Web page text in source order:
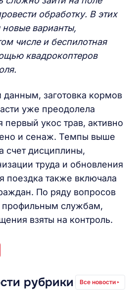
обработку. В этих
новые варианты,
числе и беспилотная
квадрокоптеров
заготовка кормов
уже преодолела
первый укос трав, активно
и сенаж. Темпы выше
счет дисциплины,
труда и обновления
поездка также включала
По ряду вопросов
профильным службам,
взяты на контроль.
рубрики Все новости